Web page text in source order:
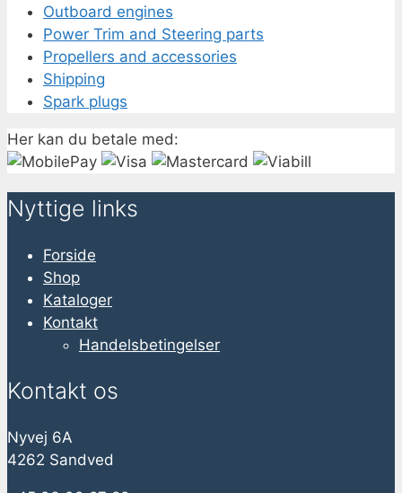
Outboard engines
Power Trim and Steering parts
Propellers and accessories
Shipping
Spark plugs
Her kan du betale med:
Nyttige links
Forside
Shop
Kataloger
Kontakt
Handelsbetingelser
Kontakt os
Nyvej 6A
4262 Sandved